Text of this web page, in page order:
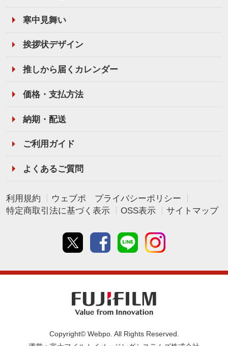
寒中見舞い
挨拶状デザイン
推しから届くカレンダー
価格・支払方法
納期・配送
ご利用ガイド
よくあるご質問
利用規約
ウェブポ プライバシーポリシー
特定商取引法に基づく表示
OSS表示 サイトマップ
Twitter Facebookline
Copyright© Webpo. All Rights Reserved.